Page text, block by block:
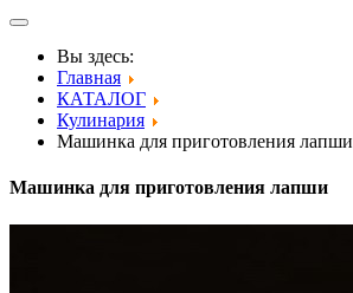
Вы здесь:
Главная
КАТАЛОГ
Кулинария
Машинка для приготовления лапши
Машинка для приготовления лапши